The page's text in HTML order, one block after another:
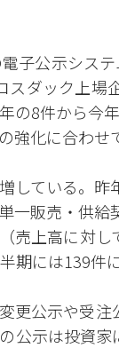
子公示シス
スダック上場
の8件から今
強化に合わせ
している。昨
一販売・供
売上高に対し
期には139件
更公示や受
公示は投資